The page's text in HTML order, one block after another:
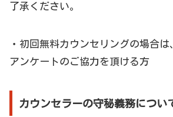
了承ください。
・初回無料カウンセリングの場合
アンケートのご協力を頂ける方
カウンセラーの守秘義務につい